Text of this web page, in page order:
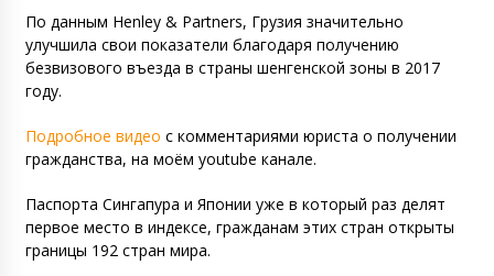
По данным Henley & Partners, Грузия значительно
улучшила свои показатели благодаря получению
безвизового въезда в страны шенгенской зоны в 2017
году.
Подробное видео с комментариями юриста о получении
гражданства, на моём youtube канале.
Паспорта Сингапура и Японии уже в который раз делят
первое место в индексе, гражданам этих стран открыты
границы 192 стран мира.